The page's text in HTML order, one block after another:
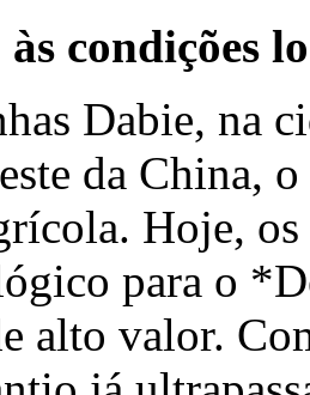
condições
Dabie, na
da China,
Hoje,
para o
alto valor.